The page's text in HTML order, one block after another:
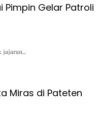
Pimpin Gelar Patroli
jajaran…
Miras di Pateten